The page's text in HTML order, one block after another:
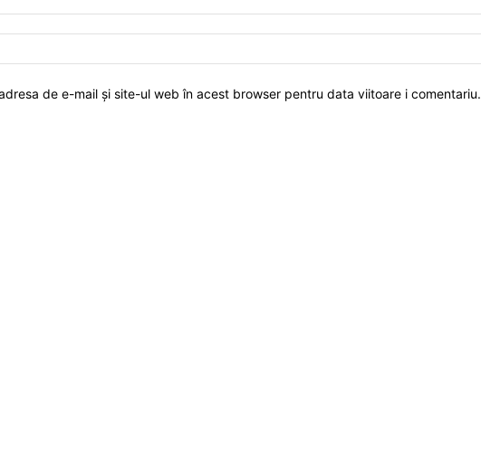
de e-mail și site-ul web în acest browser pentru data viitoare i comentariu.